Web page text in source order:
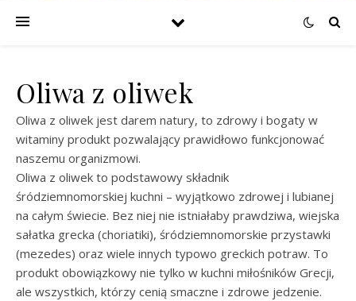
Oliwa z oliwek
Oliwa z oliwek jest darem natury, to zdrowy i bogaty w
witaminy produkt pozwalający prawidłowo funkcjonować
naszemu organizmowi.
Oliwa z oliwek to podstawowy składnik
śródziemnomorskiej kuchni – wyjątkowo zdrowej i lubianej
na całym świecie. Bez niej nie istniałaby prawdziwa, wiejska
sałatka grecka (choriatiki), śródziemnomorskie przystawki
(mezedes) oraz wiele innych typowo greckich potraw. To
produkt obowiązkowy nie tylko w kuchni miłośników Grecji,
ale wszystkich, którzy cenią smaczne i zdrowe jedzenie.